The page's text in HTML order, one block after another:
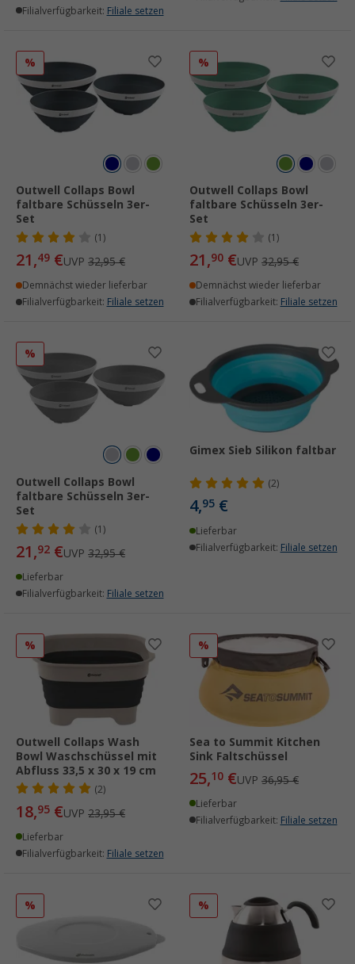
Filialverfügbarkeit: Filiale setzen
%
Outwell Collaps Bowl
faltbare Schüsseln 3er-
Set
(1)
21,49 €UVP 32,95 €
Demnächst wieder lieferbar
Filialverfügbarkeit: Filiale setzen
%
Outwell Collaps Bowl
faltbare Schüsseln 3er-
Set
(1)
21,90 €UVP 32,95 €
Demnächst wieder lieferbar
Filialverfügbarkeit: Filiale setzen
%
Outwell Collaps Bowl
faltbare Schüsseln 3er-
Set
(1)
21,92 €UVP 32,95 €
Lieferbar
Filialverfügbarkeit: Filiale setzen
Gimex Sieb Silikon faltbar
(2)
4,95 €
Lieferbar
Filialverfügbarkeit: Filiale setzen
%
Outwell Collaps Wash
Bowl Waschschüssel mit
Abfluss 33,5 x 30 x 19 cm
(2)
18,95 €UVP 23,95 €
Lieferbar
Filialverfügbarkeit: Filiale setzen
%
Sea to Summit Kitchen
Sink Faltschüssel
25,10 €UVP 36,95 €
Lieferbar
Filialverfügbarkeit: Filiale setzen
% %